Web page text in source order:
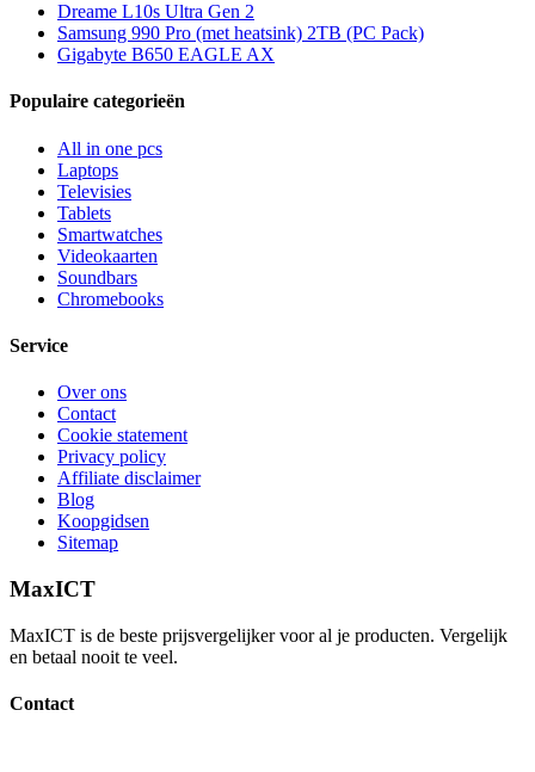
Dreame L10s Ultra Gen 2
Samsung 990 Pro (met heatsink) 2TB (PC Pack)
Gigabyte B650 EAGLE AX
Populaire categorieën
All in one pcs
Laptops
Televisies
Tablets
Smartwatches
Videokaarten
Soundbars
Chromebooks
Service
Over ons
Contact
Cookie statement
Privacy policy
Affiliate disclaimer
Blog
Koopgidsen
Sitemap
MaxICT
MaxICT is de beste prijsvergelijker voor al je producten. Vergelijk
en betaal nooit te veel.
Contact